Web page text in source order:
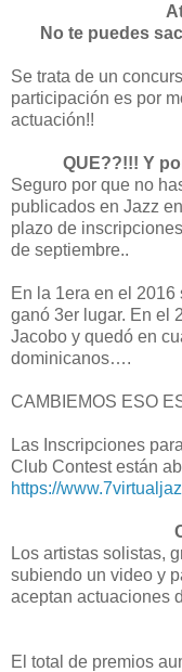
No te puedes
Se trata de un
participación es por
actuación!!
QUE??!!! Y
Seguro por que no
publicados en Jazz
plazo de
de septiembre..
En la 1era en el
ganó 3er lugar. En el
Jacobo y quedó en
dominicanos….
CAMBIEMOS ESO
Las Inscripciones
Club Contest están
https://
Los artistas solistas,
subiendo un video y
aceptan actuaciones
El total de premios